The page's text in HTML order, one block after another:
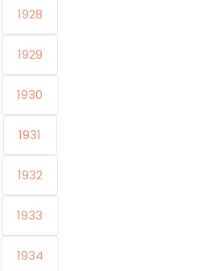
1928
1929
1930
1931
1932
1933
1934